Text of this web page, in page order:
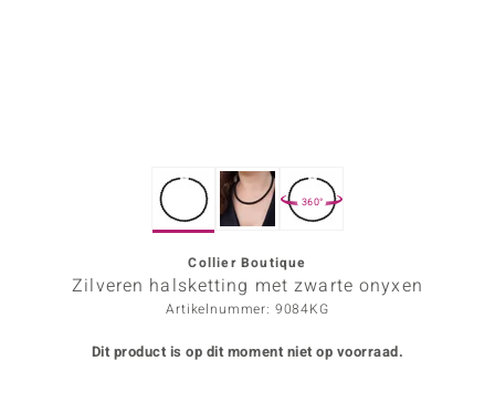
360°
Collier Boutique
Zilveren halsketting met zwarte onyxen
Artikelnummer: 9084KG
Dit product is op dit moment niet op voorraad.